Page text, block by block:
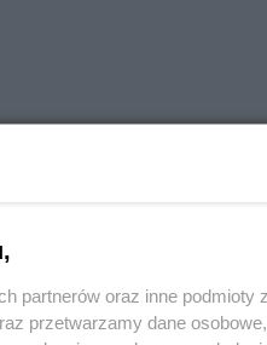
przekazu
partnerów oraz inne
przetwarzamy dane